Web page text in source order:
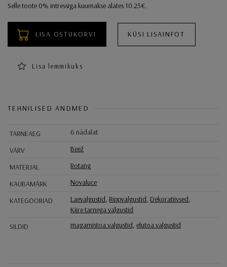
Selle toote 0% intressiga kuumakse alates 10.25€.
LISA OSTUKORVI KÜSI LISAINFOT
Lisa lemmikuks
TEHNILISED ANDMED
TARNEAEG
6 nädalat
VÄRV
Beež
MATERJAL
Rotang
KAUBAMÄRK
Novaluce
KATEGOORIAD
Laevalgustid, Rippvalgustid, Dekoratiivsed,
Kiire tarnega valgustid
SILDID
magamistoa valgustid, elutoa valgustid